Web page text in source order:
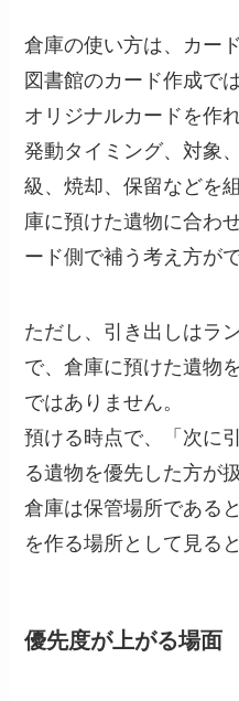
倉庫の使い方は、カー
図書館のカード作成で
オリジナルカードを作れ
発動タイミング、対象
級、焼却、保留などを
庫に預けた遺物に合わ
ード側で補う考え方が
ただし、引き出しはラ
で、倉庫に預けた遺物
ではありません。
預ける時点で、「次に
る遺物を優先した方が
倉庫は保管場所である
を作る場所として見る
優先度が上がる場面